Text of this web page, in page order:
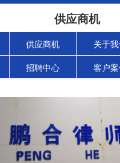
供应商机
供应商机 关于
招聘中心 客户案